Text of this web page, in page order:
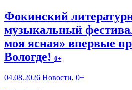
Фокинский
музыкальный
моя ясная» впервые
Вологде! 0+
04.08.2026 Новости, 0+